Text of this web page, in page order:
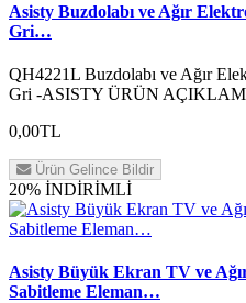
Asisty Buzdolabı ve Ağır
Gri…
QH4221L Buzdolabı ve Ağır
Gri -ASISTY ÜRÜN
0,00TL
Ürün Gelince Bildir
20% İNDİRİMLİ
Asisty Büyük Ekran TV ve
Sabitleme Eleman…